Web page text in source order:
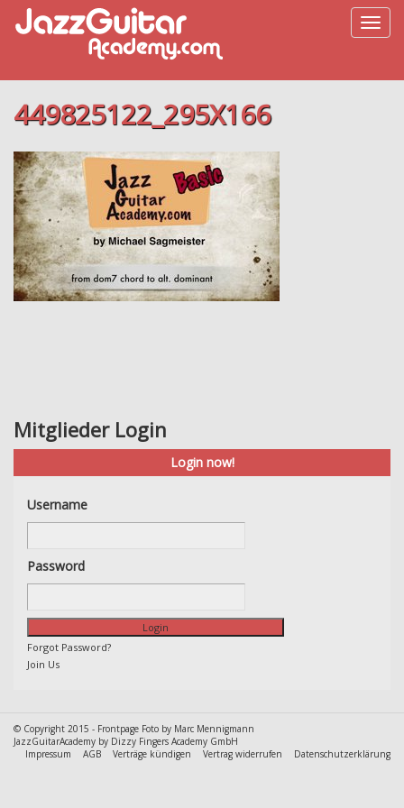
449825122_295X166
Mitglieder Login
Login now!
Username
Password
Forgot Password?
Join Us
© Copyright 2015 - Frontpage Foto by Marc Mennigmann
JazzGuitarAcademy by Dizzy Fingers Academy GmbH
Impressum
AGB Verträge kündigen Vertrag widerrufen Datenschutzerklärung